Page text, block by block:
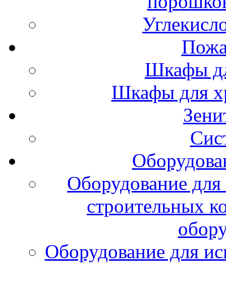
Шкафы
Шкафы для
Оборудование
строительных
Оборудование для